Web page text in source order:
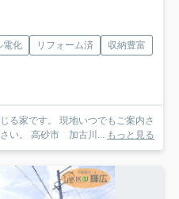
電化 リフォーム済
収納豊富
る家です。 現地いつでもご案内さ
い。 高砂市 加古川...
もっと見る